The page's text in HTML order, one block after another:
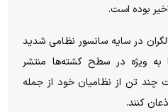
بوده است.
در سایه سانسور نظامی شدید
به ویژه در سطح کشته‌ها منتشر
چند تن از نظامیان خود از جمله
کنند.